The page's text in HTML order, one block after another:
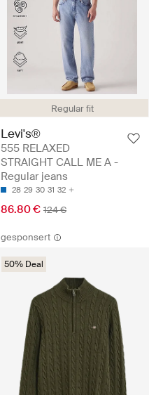
Regular fit
Levi's®
555 RELAXED
STRAIGHT CALL ME A -
Regular jeans
28 29 30 31 32
86.80 € 124 €
gesponsert
50% Deal